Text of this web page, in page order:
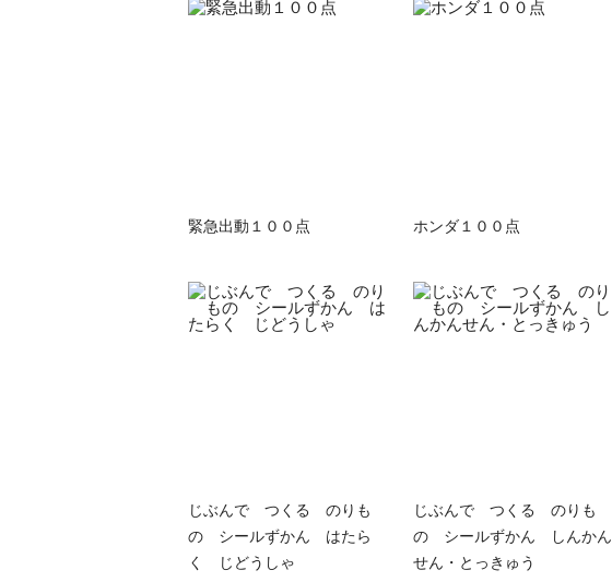
緊急出動１００点 ホンダ１００点
じぶんで つくる のりも
の シールずかん はたら
く じどうしゃ
じぶんで つくる のりも
の シールずかん しんかん
せん・とっきゅう